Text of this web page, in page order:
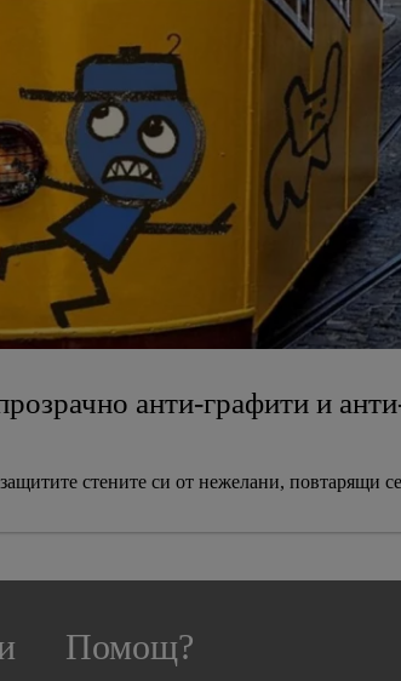
анти-графити и
стените си от нежелани, повтарящи
Помощ?